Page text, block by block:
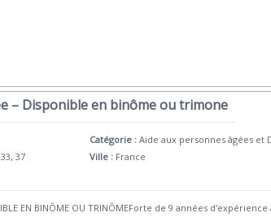
– Disponible en binôme ou trimone
37
Catégorie : Aide aux personnes âgées et
Ville : France
EN BINÔME OU TRINÔMEForte de 9 années